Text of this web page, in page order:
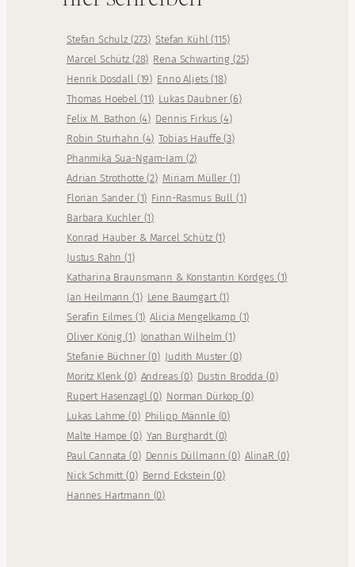
Stefan Schulz (273) Stefan Kühl(115)
Marcel Schütz (28) Rena Schwarting (25)
Henrik Dosdall (19) Enno Aljets(18)
Thomas Hoebel (11) Lukas Daubner(6)
Felix M. Bathon (4) Dennis Firkus(4)
Robin Sturhahn (4) Tobias Hauffe(3)
Phanmika Sua-Ngam-Iam (2)
Adrian Strothotte(2) Miriam Müller (1)
Florian Sander (1) Finn-Rasmus Bull (1)
Barbara Kuchler (1)
Konrad Hauber & Marcel Schütz (1)
Justus Rahn(1)
Katharina Braunsmann & Konstantin Kordges (1)
Jan Heilmann(1) Lene Baumgart (1)
Serafin Eilmes (1) Alicia Mengelkamp (1)
Oliver König(1) Jonathan Wilhelm(1)
Stefanie Büchner(0) Judith Muster (0)
Moritz Klenk(0) Andreas(0) Dustin Brodda (0)
Rupert Hasenzagl(0) Norman Dürkop (0)
Lukas Lahme(0) Philipp Männle (0)
Malte Hampe(0) Yan Burghardt (0)
Paul Cannata(0) Dennis Düllmann(0) AlinaR (0)
Nick Schmitt(0) Bernd Eckstein(0)
Hannes Hartmann (0)